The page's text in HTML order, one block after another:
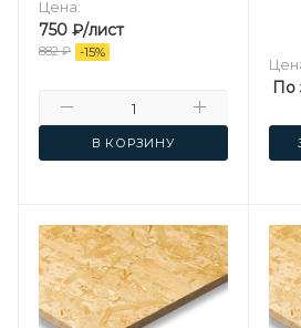
Цена:
750 ₽/лист
882₽ -15%
В КОРЗИНУ
По